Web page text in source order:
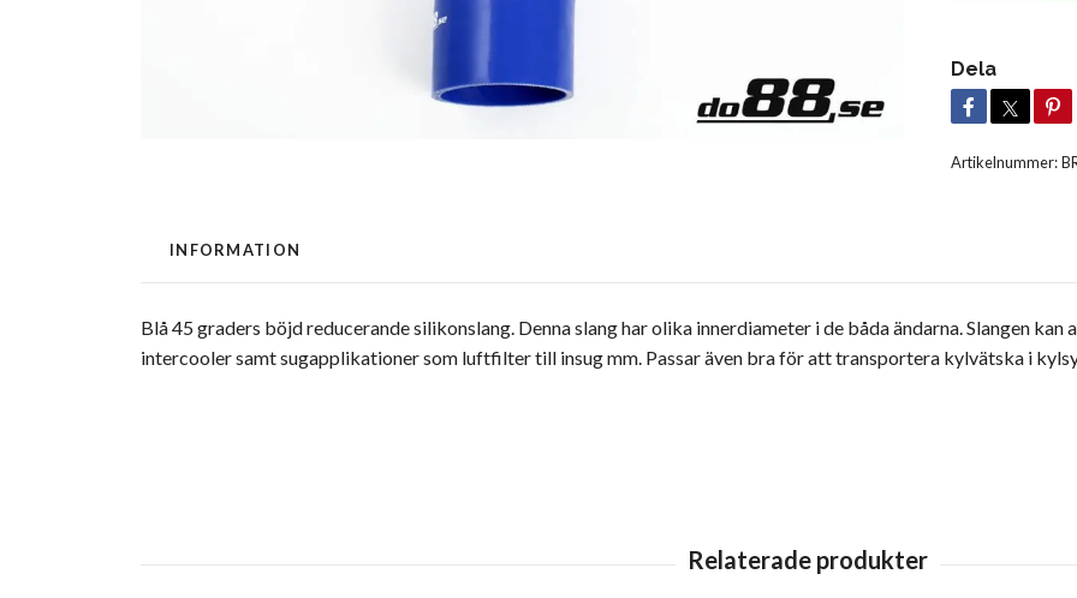
Dela
Artikelnummer:
INFORMATION
Blå 45 graders böjd reducerande silikonslang. Denna slang har olika innerdiameter i de båda ändarna. Slangen
intercooler samt sugapplikationer som luftfilter till insug mm. Passar även bra för att transportera kylvätska i